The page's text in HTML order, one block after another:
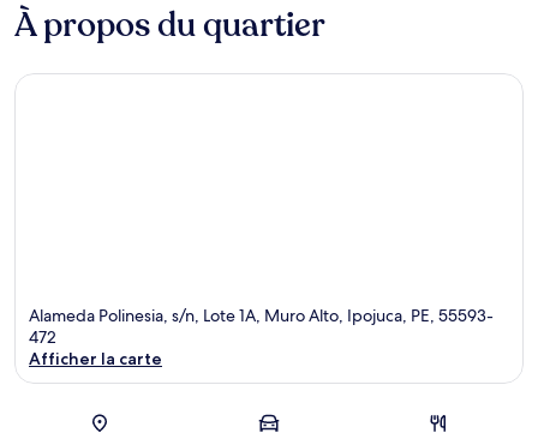
À propos du quartier
Alameda Polinesia, s/n, Lote 1A, Muro Alto, Ipojuca, PE, 55593-
472
Afficher la carte